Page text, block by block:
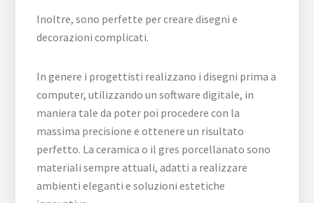
Inoltre, sono perfette per creare disegni e
decorazioni complicati.
In genere i progettisti realizzano i disegni prima a
computer, utilizzando un software digitale, in
maniera tale da poter poi procedere con la
massima precisione e ottenere un risultato
perfetto. La ceramica o il gres porcellanato sono
materiali sempre attuali, adatti a realizzare
ambienti eleganti e soluzioni estetiche